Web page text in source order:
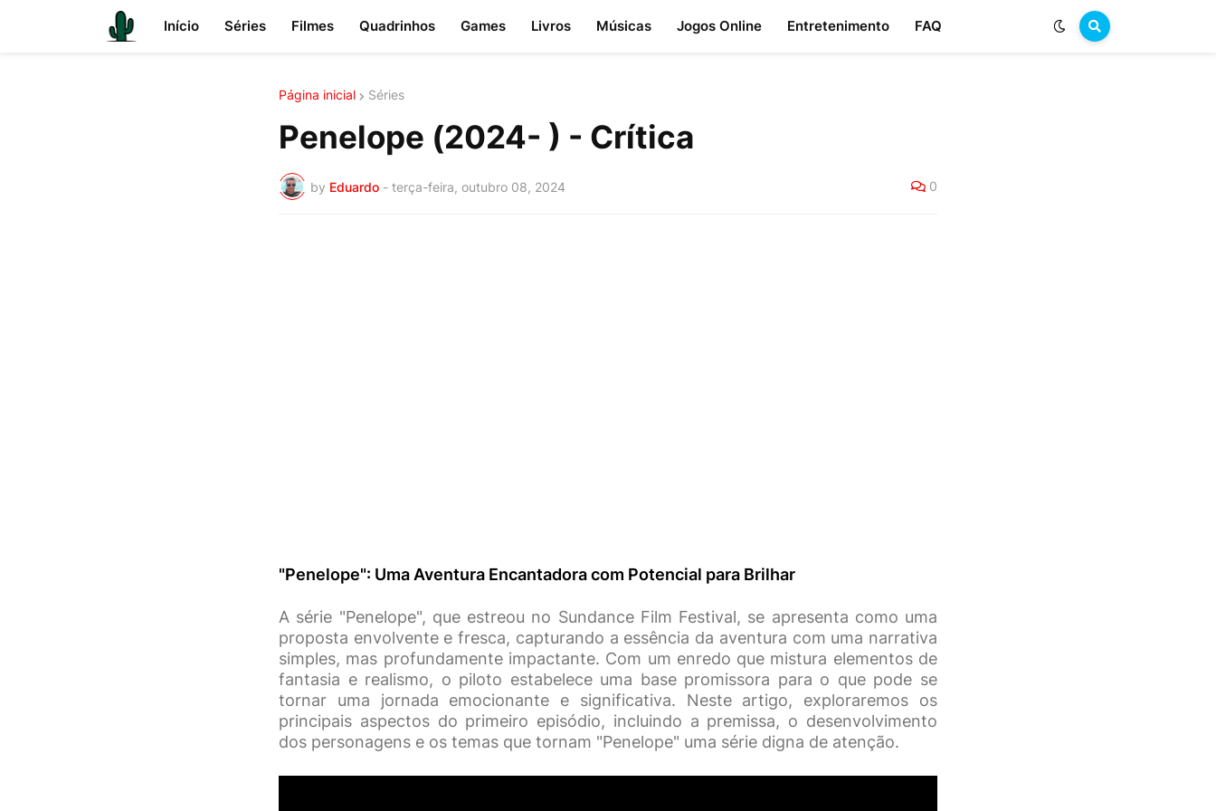
Início Séries Filmes Quadrinhos Games Livros Músicas Jogos Online Entretenimento FAQ
Página inicial Séries
Penelope (2024- ) - Crítica
by Eduardo - terça-feira, outubro 08, 2024 0
"Penelope": Uma Aventura Encantadora com Potencial para Brilhar
A série "Penelope", que estreou no Sundance Film Festival, se apresenta como uma
proposta envolvente e fresca, capturando a essência da aventura com uma narrativa
simples, mas profundamente impactante. Com um enredo que mistura elementos de
fantasia e realismo, o piloto estabelece uma base promissora para o que pode se
tornar uma jornada emocionante e significativa. Neste artigo, exploraremos os
principais aspectos do primeiro episódio, incluindo a premissa, o desenvolvimento
dos personagens e os temas que tornam "Penelope" uma série digna de atenção.